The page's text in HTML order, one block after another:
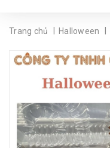
Trang chủ Halloween